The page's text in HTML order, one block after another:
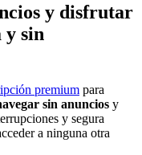
y disfrutar
y sin
premium para
sin anuncios y
y segura
a ninguna otra